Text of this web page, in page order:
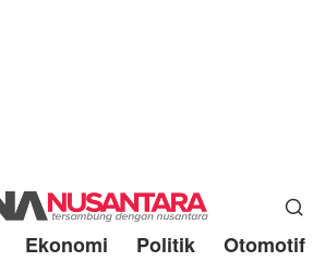
Ekonomi Politik Otomotif